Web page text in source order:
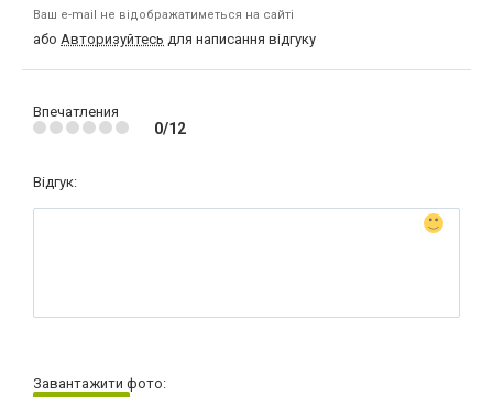
Ваш e-mail не відображатиметься на сайті
або Авторизуйтесь для написання відгуку
Впечатления
0/12
Відгук:
Завантажити фото: